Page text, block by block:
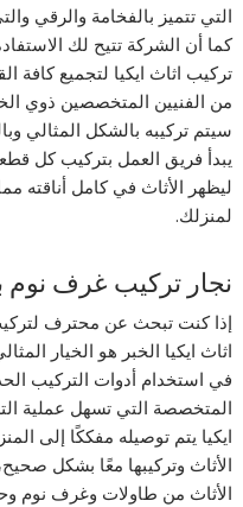
التي تتميز بالفخامة والرقي
كما أن الشركة تتيح لك
تركيب اثاث ايكيا لتجميع
من الفنيين المتخصصين ذوي
سيتم تركيبه بالشكل المثالي
يبدأ فريق العمل بتركيب كل
ليظهر الأثاث في كامل أناقته
لمنزلك.
نجار تركيب غرف نوم
إذا كنت تبحث عن محترف
اثاث ايكيا الخبر هو الخيار
في استخدام أدوات التركيب
المتخصصة التي تسهل عملية
ايكيا يتم توصيله مفككًا إلى
الأثاث وتركيبها معًا بشكل
الأثاث من طاولات وغرف نوم